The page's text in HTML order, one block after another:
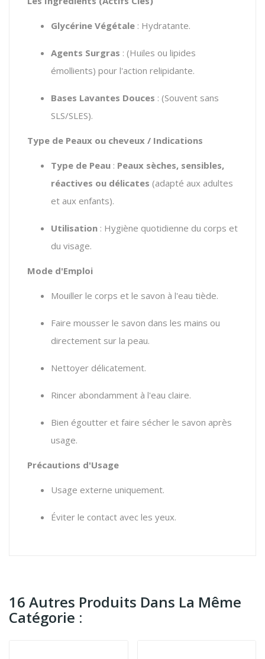
Glycérine Végétale : Hydratante.
Agents Surgras : (Huiles ou lipides
émollients) pour l'action relipidante.
Bases Lavantes Douces : (Souvent sans
SLS/SLES).
Type de Peaux ou cheveux / Indications
Type de Peau : Peaux sèches, sensibles,
réactives ou délicates (adapté aux adultes
et aux enfants).
Utilisation : Hygiène quotidienne du corps et
du visage.
Mode d'Emploi
Mouiller le corps et le savon à l'eau tiède.
Faire mousser le savon dans les mains ou
directement sur la peau.
Nettoyer délicatement.
Rincer abondamment à l'eau claire.
Bien égoutter et faire sécher le savon après
usage.
Précautions d'Usage
Usage externe uniquement.
Éviter le contact avec les yeux.
16 Autres Produits Dans La Même
Catégorie :